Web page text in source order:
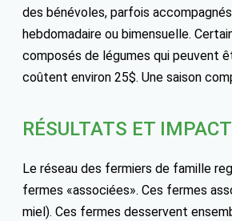
des bénévoles, parfois
hebdomadaire ou bimensuelle.
composés de légumes qui peuvent
coûtent environ 25$. Une saison
RÉSULTATS ET
Le réseau des fermiers de famille
fermes «associées». Ces fermes
miel). Ces fermes desservent